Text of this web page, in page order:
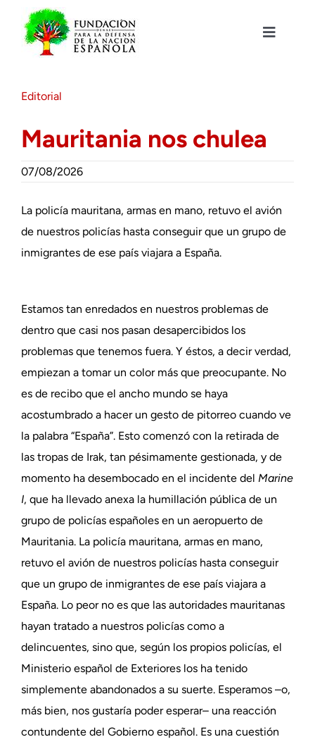
contenido
Toggle
Actualidad
Actividades
Colabora
Editorial
Mauritania nos chulea
07/08/2026
La policía mauritana, armas en mano, retuvo el avión
de nuestros policías hasta conseguir que un grupo de
inmigrantes de ese país viajara a España.
Estamos tan enredados en nuestros problemas de
dentro que casi nos pasan desapercibidos los
problemas que tenemos fuera. Y éstos, a decir verdad,
empiezan a tomar un color más que preocupante. No
es de recibo que el ancho mundo se haya
acostumbrado a hacer un gesto de pitorreo cuando ve
la palabra “España”. Esto comenzó con la retirada de
las tropas de Irak, tan pésimamente gestionada, y de
momento ha desembocado en el incidente del Marine
I, que ha llevado anexa la humillación pública de un
grupo de policías españoles en un aeropuerto de
Mauritania. La policía mauritana, armas en mano,
retuvo el avión de nuestros policías hasta conseguir
que un grupo de inmigrantes de ese país viajara a
España. Lo peor no es que las autoridades mauritanas
hayan tratado a nuestros policías como a
delincuentes, sino que, según los propios policías, el
Ministerio español de Exteriores los ha tenido
simplemente abandonados a su suerte. Esperamos –o,
más bien, nos gustaría poder esperar– una reacción
contundente del Gobierno español. Es una cuestión